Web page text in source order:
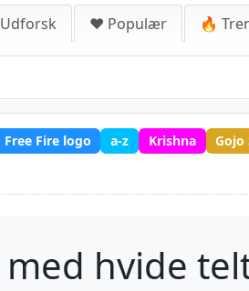
❤️ Populær 🔥
Free Fire logo a-z Krishna Gojo
hvide